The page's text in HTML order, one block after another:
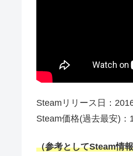
Steamリリース日：
Steam価格(過去最安)：
（参考としてSteam情